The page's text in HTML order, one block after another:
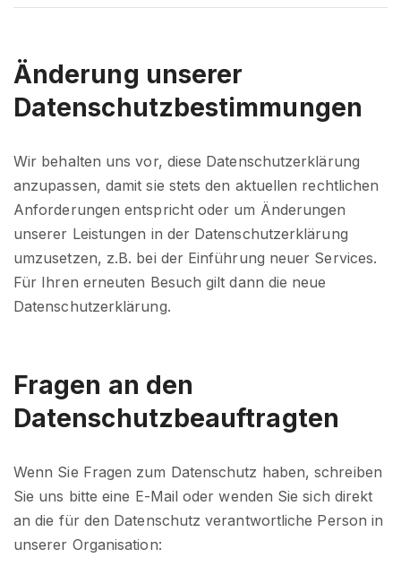
Änderung unserer
Datenschutzbestimmungen
Wir behalten uns vor, diese Datenschutzerklärung
anzupassen, damit sie stets den aktuellen rechtlichen
Anforderungen entspricht oder um Änderungen
unserer Leistungen in der Datenschutzerklärung
umzusetzen, z.B. bei der Einführung neuer Services.
Für Ihren erneuten Besuch gilt dann die neue
Datenschutzerklärung.
Fragen an den
Datenschutzbeauftragten
Wenn Sie Fragen zum Datenschutz haben, schreiben
Sie uns bitte eine E-Mail oder wenden Sie sich direkt
an die für den Datenschutz verantwortliche Person in
unserer Organisation: